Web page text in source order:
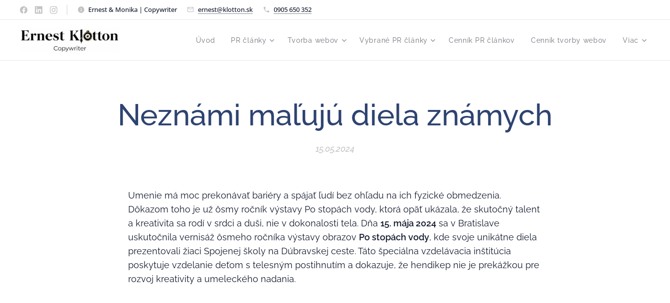
Ernest & Monika | Copywriter ernest@klotton.sk 0905 650 352
Úvod PR články Tvorba webov Vybrané PR články Cenník PR článkov Cenník tvorby webov Viac
Neznámi maľujú diela známych
15.05.2024
Umenie má moc prekonávať bariéry a spájať ľudí bez ohľadu na ich fyzické obmedzenia.
Dôkazom toho je už ôsmy ročník výstavy Po stopách vody, ktorá opäť ukázala, že skutočný talent
a kreativita sa rodí v srdci a duši, nie v dokonalosti tela. Dňa 15. mája 2024 sa v Bratislave
uskutočnila vernisáž ôsmeho ročníka výstavy obrazov Po stopách vody, kde svoje unikátne diela
prezentovali žiaci Spojenej školy na Dúbravskej ceste. Táto špeciálna vzdelávacia inštitúcia
poskytuje vzdelanie deťom s telesným postihnutím a dokazuje, že hendikep nie je prekážkou pre
rozvoj kreativity a umeleckého nadania.